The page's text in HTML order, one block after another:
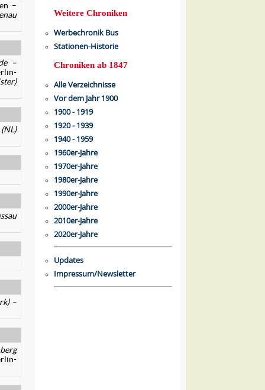
–
–
–
Weitere Chroniken
Werbechronik Bus
Stationen-Historie
Chroniken ab 1847
Alle Verzeichnisse
Vor dem Jahr 1900
1900 - 1919
1920 - 1939
1940 - 1959
1960er-Jahre
1970er-Jahre
1980er-Jahre
1990er-Jahre
2000er-Jahre
2010er-Jahre
2020er-Jahre
Updates
Impressum/Newsletter